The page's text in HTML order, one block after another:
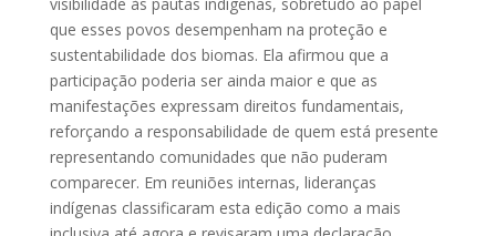
que esses povos desempenham na proteção e
sustentabilidade dos biomas. Ela afirmou que a
participação poderia ser ainda maior e que as
manifestações expressam direitos fundamentais,
reforçando a responsabilidade de quem está presente
representando comunidades que não puderam
comparecer. Em reuniões internas, lideranças
indígenas classificaram esta edição como a mais